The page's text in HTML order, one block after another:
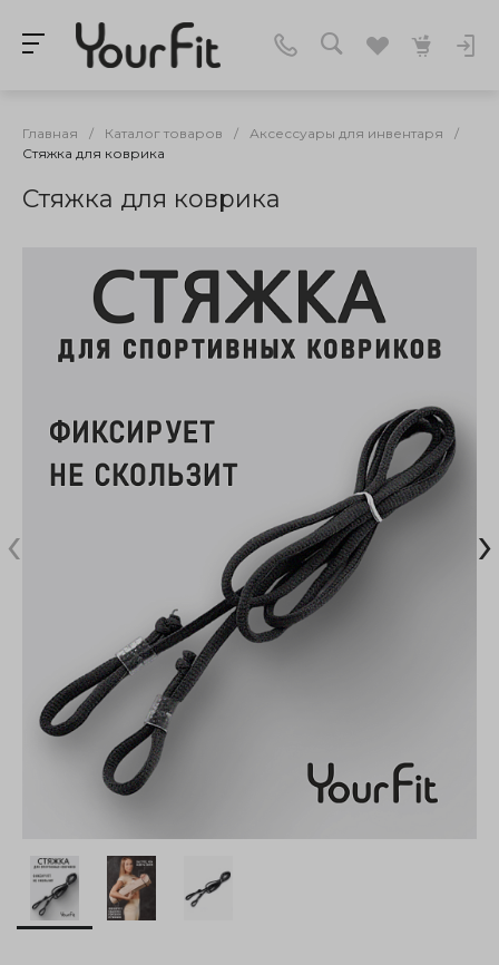
Главная / Каталог товаров / Аксессуары для инвентаря
/
Стяжка для коврика
Стяжка для коврика
‹ ›